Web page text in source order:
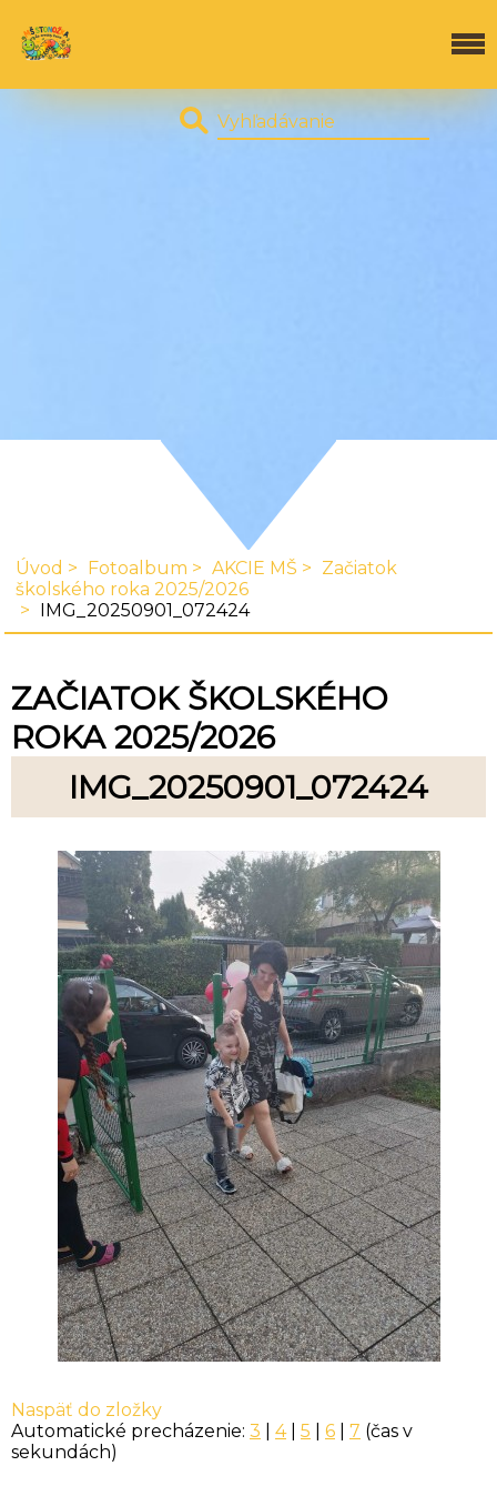
Úvod Fotoalbum AKCIE MŠ
Začiatok
školského roka 2025/2026
IMG_20250901_072424
ZAČIATOK ŠKOLSKÉHO
ROKA 2025/2026
IMG_20250901_072424
Naspäť do zložky
Automatické precházenie: 3 4| 5 6 7 (čas v
sekundách)